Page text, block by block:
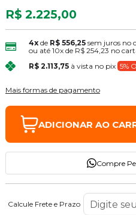
R$ 2.225,00
4xde R$ 556,25 sem juros no
ou até 10xde R$ 254,23 no
R$ 2.113,75 à vista no pix 5%
Mais formas de pagamento
ADICIONAR AO
Compre
Calcule Frete e Prazo